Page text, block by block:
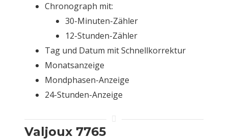
Chronograph mit:
30-Minuten-Zähler
12-Stunden-Zähler
Tag und Datum mit Schnellkorrektur
Monatsanzeige
Mondphasen-Anzeige
24-Stunden-Anzeige
Valjoux 7765